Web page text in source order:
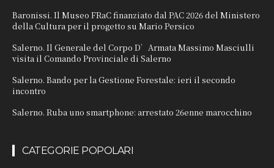
Baronissi. Il Museo FRaC finanziato dal PAC 2026 del Ministero
della Cultura per il progetto su Mario Persico
Salerno. Il Generale del Corpo D’Armata Massimo Masciulli
visita il Comando Provinciale di Salerno
Salerno. Bando per la Gestione Forestale: ieri il secondo
incontro
Salerno. Ruba uno smartphone: arrestato 26enne marocchino
CATEGORIE POPOLARI